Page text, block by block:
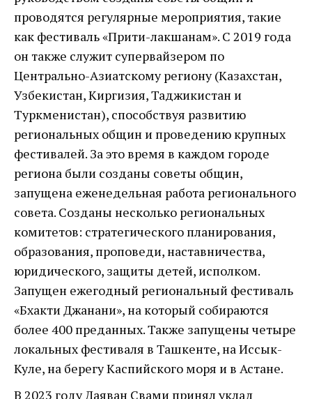
проводятся регулярные мероприятия, такие
как фестиваль «Прити-лакшанам». С 2019 года
он также служит супервайзером по
Центрально-Азиатскому региону (Казахстан,
Узбекистан, Киргизия, Таджикистан и
Туркменистан), способствуя развитию
региональных общин и проведению крупных
фестивалей. За это время в каждом городе
региона были созданы советы общин,
запущена еженедельная работа регионального
совета. Созданы несколько региональных
комитетов: стратегического планирования,
образования, проповеди, наставничества,
юридического, защиты детей, исполком.
Запущен ежегодный региональный фестиваль
«Бхакти Джанани», на который собираются
более 400 преданных. Также запущены четыре
локальных фестиваля в Ташкенте, на Иссык-
Куле, на берегу Каспийского моря и в Астане.
В 2023 году Даяван Свами принял уклад